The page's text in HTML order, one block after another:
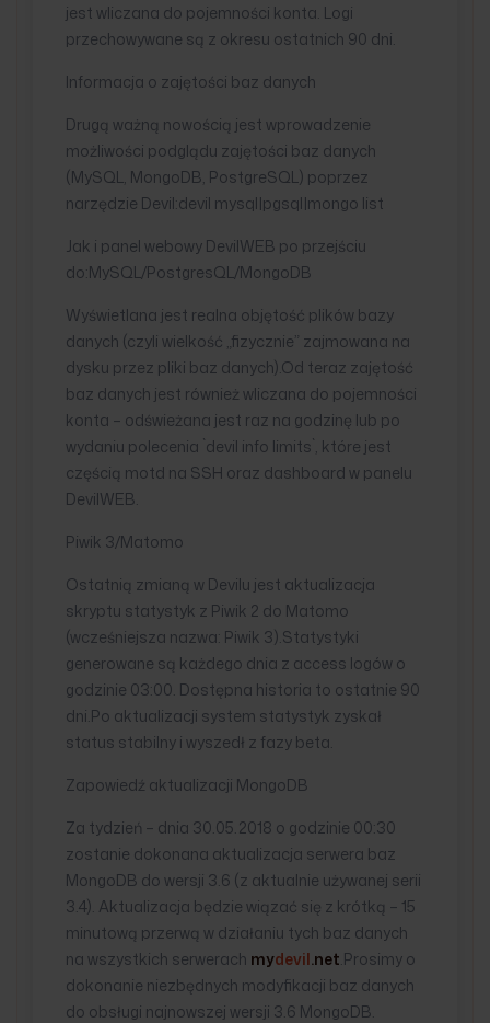
jest wliczana do pojemności konta. Logi
przechowywane są z okresu ostatnich 90 dni.
Informacja o zajętości baz danych
Drugą ważną nowością jest wprowadzenie
możliwości podglądu zajętości baz danych
(MySQL, MongoDB, PostgreSQL) poprzez
narzędzie Devil:devil mysql|pgsql|mongo list
Jak i panel webowy DevilWEB po przejściu
do:MySQL/PostgresQL/MongoDB
Wyświetlana jest realna objętość plików bazy
danych (czyli wielkość „fizycznie” zajmowana na
dysku przez pliki baz danych).Od teraz zajętość
baz danych jest również wliczana do pojemności
konta – odświeżana jest raz na godzinę lub po
wydaniu polecenia `devil info limits`, które jest
częścią motd na SSH oraz dashboard w panelu
DevilWEB.
Piwik 3/Matomo
Ostatnią zmianą w Devilu jest aktualizacja
skryptu statystyk z Piwik 2 do Matomo
(wcześniejsza nazwa: Piwik 3).Statystyki
generowane są każdego dnia z access logów o
godzinie 03:00. Dostępna historia to ostatnie 90
dni.Po aktualizacji system statystyk zyskał
status stabilny i wyszedł z fazy beta.
Zapowiedź aktualizacji MongoDB
Za tydzień – dnia 30.05.2018 o godzinie 00:30
zostanie dokonana aktualizacja serwera baz
MongoDB do wersji 3.6 (z aktualnie używanej serii
3.4). Aktualizacja będzie wiązać się z krótką – 15
minutową przerwą w działaniu tych baz danych
na wszystkich serwerach mydevil .net .Prosimy o
dokonanie niezbędnych modyfikacji baz danych
do obsługi najnowszej wersji 3.6 MongoDB.